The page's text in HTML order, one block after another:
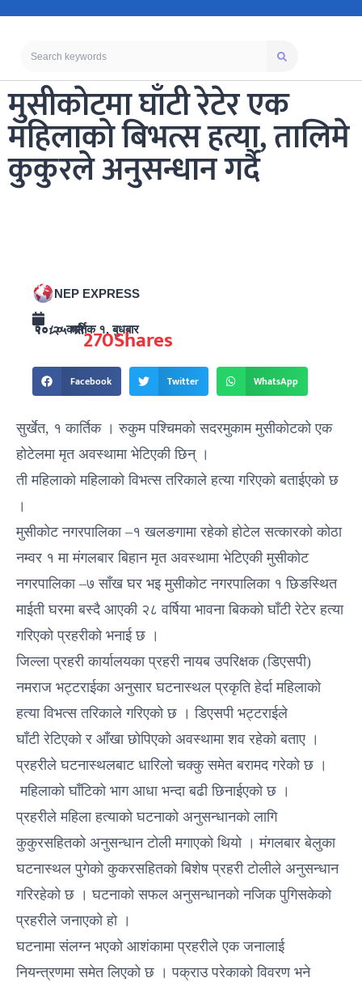
मुसीकाेटमा घाँटी रेटेर एक
महिलाकाे बिभत्स हत्या, तालिमे
कुकुरले अनुसन्धान गर्दै
NEP EXPRESS
२०८० कार्तिक १, बुधबार १०:२५ गते Shares
270
Facebook Twitter WhatsApp
सुर्खेत, १ कार्तिक । रुकुम पश्चिमको सदरमुकाम मुसीकोटको एक
होटेलमा मृत अवस्थामा भेटिएकी छिन् ।
ती महिलाकाे महिलाको विभत्स तरिकाले हत्या गरिएको बताईएको छ
।
मुसीकोट नगरपालिका –१ खलङगामा रहेको होटेल सत्कारको कोठा
नम्वर १ मा मंगलबार बिहान मृत अवस्थामा भेटिएकी मुसीकोट
नगरपालिका –७ साँख घर भइ मुसीकोट नगरपालिका १ छिङस्थित
माईती घरमा बस्दै आएकी २८ वर्षिया भावना बिकको घाँटी रेटेर हत्या
गरिएको प्रहरीको भनाई छ ।
जिल्ला प्रहरी कार्यालयका प्रहरी नायब उपरिक्षक (डिएसपी)
नमराज भट्टराईका अनुसार घटनास्थल प्रकृति हेर्दा महिलाको
हत्या विभत्स तरिकाले गरिएको छ । डिएसपी भट्टराईले
घाँटी रेटिएको र आँखा छोपिएको अवस्थामा शव रहेको बताए ।
प्रहरीले घटनास्थलबाट धारिलो चक्कु समेत बरामद गरेको छ ।
महिलाको घाँटिको भाग आधा भन्दा बढी छिनाईएको छ ।
प्रहरीले महिला हत्याको घटनाको अनुसन्धानको लागि
कुकुरसहितको अनुसन्धान टोली मगाएको थियो । मंगलबार बेलुका
घटनास्थल पुगेको कुकरसहितको बिशेष प्रहरी टोलीले अनुसन्धान
गरिरहेको छ । घटनाको सफल अनुसन्धानको नजिक पुगिसकेको
प्रहरीले जनाएको हाे ।
घटनामा संलग्न भएको आशंकामा प्रहरीले एक जनालाई
नियन्त्रणमा समेत लिएको छ । पक्राउ परेकाको विवरण भने